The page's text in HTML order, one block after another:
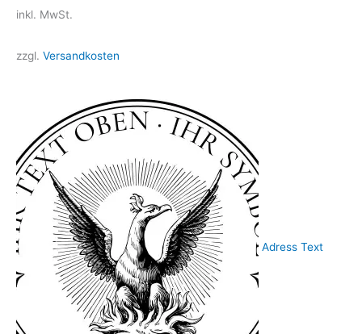
inkl. MwSt.
zzgl. Versandkosten
Adress Text